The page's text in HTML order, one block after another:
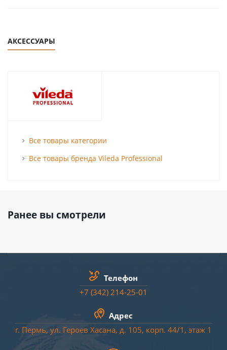
АКСЕССУАРЫ
Все товары категории
Все товары бренда Vileda Professional
Ранее вы смотрели
Телефон
+7 (342) 214-25-01
Адрес
г. Пермь, ул. Героев Хасана, д. 105, корп. 44/1 , этаж 1